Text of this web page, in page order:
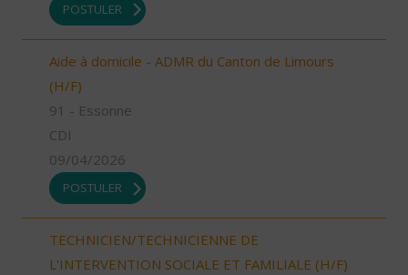
POSTULER
Aide à domicile - ADMR du Canton de Limours
(H/F)
91 - Essonne
CDI
09/04/2026
POSTULER
TECHNICIEN/TECHNICIENNE DE
L'INTERVENTION SOCIALE ET FAMILIALE (H/F)